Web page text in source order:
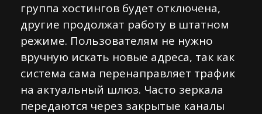
группа хостингов будет отключена,
другие продолжат работу в штатном
режиме. Пользователям не нужно
вручную искать новые адреса, так как
система сама перенаправляет трафик
на актуальный шлюз. Часто зеркала
передаются через закрытые каналы